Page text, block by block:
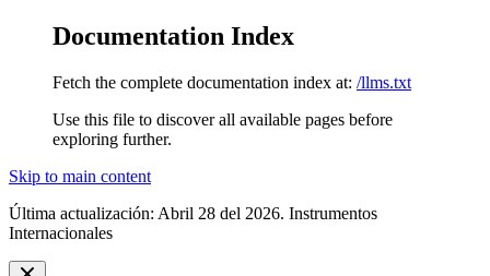
Documentation Index
Fetch the complete documentation index at: /llms.txt
Use this file to discover all available pages before
exploring further.
Skip to main content
Última actualización: Abril 28 del 2026. Instrumentos
Internacionales